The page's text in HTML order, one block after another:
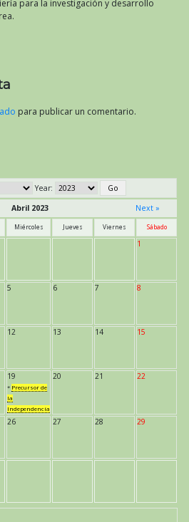
para la investigación y desarrollo
para publicar un comentario.
Year:
Abril 2023 Next »
Miércoles Jueves Viernes Sábado
1
5 6 7 8
12 13 14 15
19
* Precursor de
la
Independencia
20 21 22
26 27 28 29